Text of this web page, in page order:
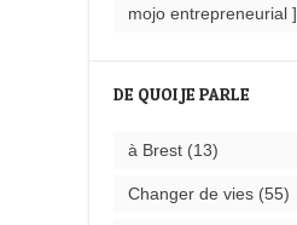
mojo entrepreneurial ]
DE QUOI JE PARLE
à Brest(13)
Changer de vies(55)